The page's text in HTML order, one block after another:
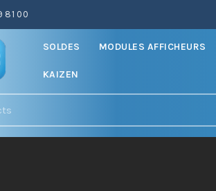
81 00
SOLDES MODULES AFFICHEURS
KAIZEN